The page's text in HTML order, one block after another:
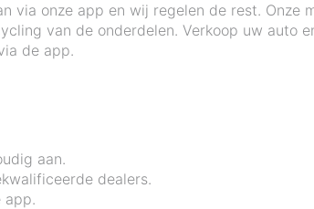
via onze app en wij regelen de rest. Onze
van de onderdelen. Verkoop uw auto
de app.
aan.
dealers.
app.